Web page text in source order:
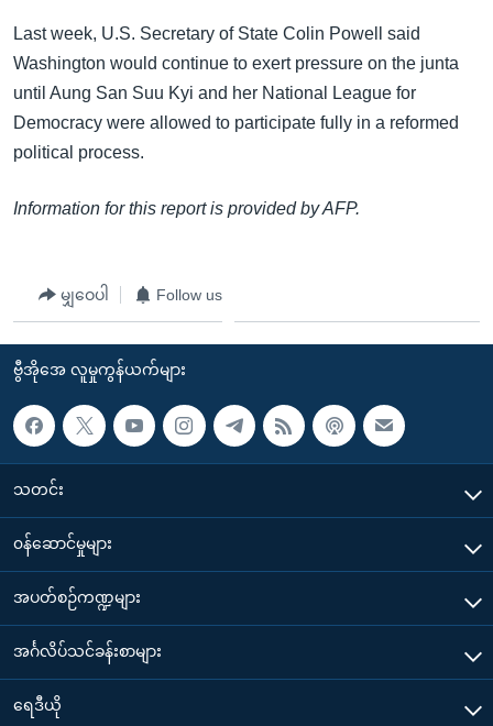
သို့
ကျော်
ရန်
Last week, U.S. Secretary of State Colin Powell said
Washington would continue to exert pressure on the junta
until Aung San Suu Kyi and her National League for
Democracy were allowed to participate fully in a reformed
political process.
Information for this report is provided by AFP.
မျှဝေပါ Follow us
ဗွီအိုအေ လူမှုကွန်ယက်များ
သတင်း
၀န်ဆောင်မှုများ
အပတ်စဉ်ကဏ္ဍများ
အင်္ဂလိပ်သင်ခန်းစာများ
ရေဒီယို